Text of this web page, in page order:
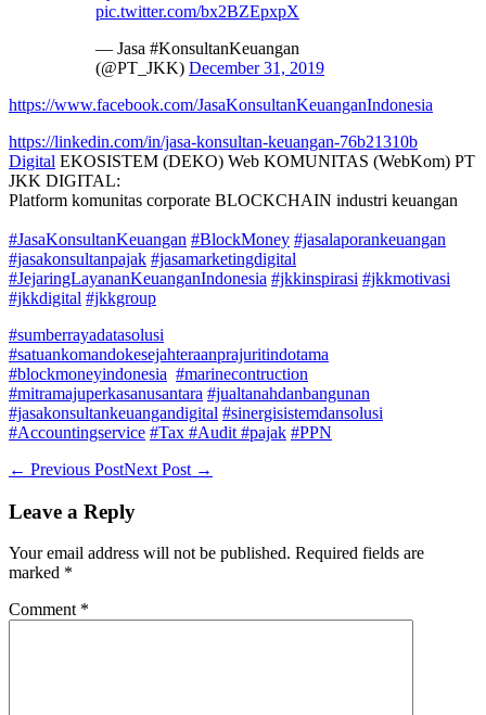
pic.twitter.com/bx2BZEpxpX
— Jasa #KonsultanKeuangan
(@PT_JKK) December 31, 2019
https://www.facebook.com/JasaKonsultanKeuanganIndonesia
https://linkedin.com/in/jasa-konsultan-keuangan-76b21310b
Digital EKOSISTEM (DEKO) Web KOMUNITAS (WebKom) PT
JKK DIGITAL:
Platform komunitas corporate BLOCKCHAIN industri keuangan
#JasaKonsultanKeuangan #BlockMoney #jasalaporankeuangan
#jasakonsultanpajak #jasamarketingdigital
#JejaringLayananKeuanganIndonesia #jkkinspirasi #jkkmotivasi
#jkkdigital #jkkgroup
#sumberrayadatasolusi
#satuankomandokesejahteraanprajuritindotama
#blockmoneyindonesia #marinecontruction
#mitramajuperkasanusantara #jualtanahdanbangunan
#jasakonsultankeuangandigital #sinergisistemdansolusi
#Accountingservice #Tax #Audit #pajak #PPN
Post
← Previous PostNext Post →
Leave a Reply
Your email address will not be published. Required fields are
marked *
Comment *